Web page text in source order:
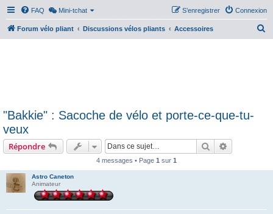
FAQ Mini-tchat Connexion
S’enregistrer
Forum vélo pliant Discussions vélos pliants Accessoires
"Bakkie" : Sacoche de vélo et porte-ce-que-tu-
veux
Répondre Rechercher
4 messages • Page 1 sur 1
Astro Caneton
Animateur